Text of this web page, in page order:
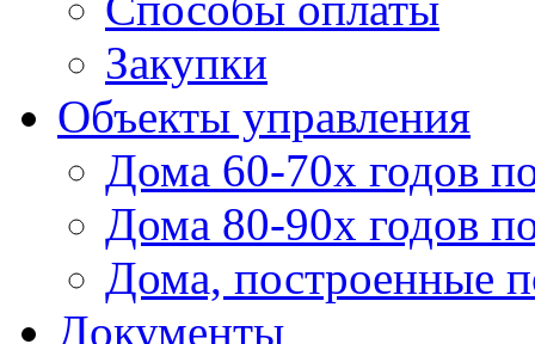
Закупки
Объекты управления
Дома 60-70х годов
Дома 80-90х годов
Дома, построенные
Документы